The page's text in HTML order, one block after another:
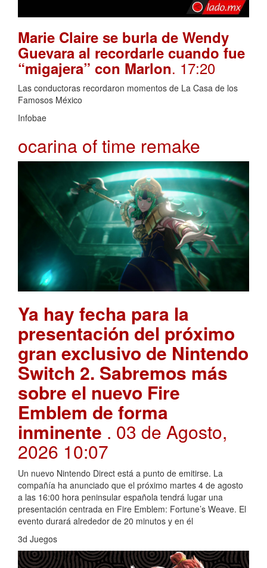
Marie Claire se burla de Wendy
Guevara al recordarle cuando fue
“migajera” con Marlon. 17:20
Las conductoras recordaron momentos de La Casa de los
Famosos México
Infobae
ocarina of time remake
Ya hay fecha para la
presentación del próximo
gran exclusivo de Nintendo
Switch 2. Sabremos más
sobre el nuevo Fire
Emblem de forma
inminente . 03 de Agosto,
2026 10:07
Un nuevo Nintendo Direct está a punto de emitirse. La
compañía ha anunciado que el próximo martes 4 de agosto
a las 16:00 hora peninsular española tendrá lugar una
presentación centrada en Fire Emblem: Fortune’s Weave. El
evento durará alrededor de 20 minutos y en él
3d Juegos